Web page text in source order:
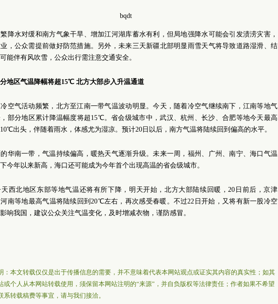
降水对缓和南方气象干旱、增加江河湖库蓄水有利，但局地强降水可能会引发渍涝灾害，
，公众需提前做好防范措施。另外，未来三天新疆北部明显雨雪天气将导致道路湿滑、结
能伴有风吹雪，公众出行需注意交通安全。
地区气温降幅将超15℃ 北方大部步入升温通道
空气活动频繁，北方至江南一带气温波动明显。今天，随着冷空气继续南下，江南等地气
部分地区累计降温幅度将超15℃。省会级城市中，武汉、杭州、长沙、合肥等地今天最高
出头，伴随着雨水，体感尤为湿凉。预计20日以后，南方气温将陆续回到偏高的水平。
华南一带，气温持续偏高，暖热天气逐渐升级。未来一周，福州、广州、南宁、海口气温
今年以来新高，海口还可能成为今年首个出现高温的省会级城市。
西北地区东部等地气温还将有所下降，明天开始，北方大部陆续回暖，20日前后，京津
南等地最高气温将陆续回到20℃左右，再次感受春暖。不过22日开始，又将有新一股冷空
响我国，建议公众关注气温变化，及时增减衣物，谨防感冒。
：本文转载仅仅是出于传播信息的需要，并不意味着代表本网站观点或证实其内容的真实性；如其
或个人从本网站转载使用，须保留本网站注明的“来源”，并自负版权等法律责任；作者如果不希望
系转载稿费等事宜，请与我们接洽。